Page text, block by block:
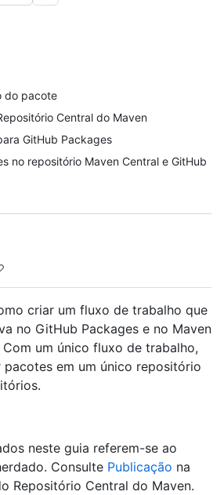
do pacote
Central do Maven
GitHub Packages
no repositório Maven Central e GitHub
criar um fluxo de trabalho que
no GitHub Packages e no Maven
um único fluxo de trabalho,
em um único repositório
neste guia referem-se ao
Consulte Publicação na
Repositório Central do Maven.